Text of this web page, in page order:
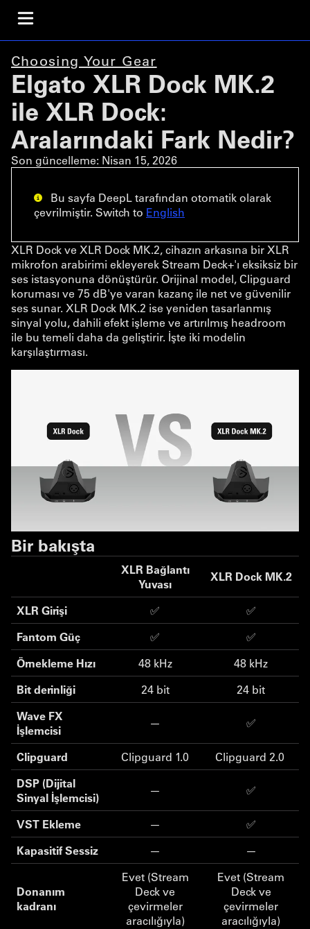
Choosing Your Gear
Elgato XLR Dock MK.2
ile XLR Dock:
Aralarındaki Fark Nedir?
Son güncelleme: Nisan 15, 2026
Bu sayfa DeepL tarafından otomatik olarak
çevrilmiştir. Switch to English
XLR Dock ve XLR Dock MK.2, cihazın arkasına bir XLR
mikrofon arabirimi ekleyerek Stream Deck+'ı eksiksiz bir
ses istasyonuna dönüştürür. Orijinal model, Clipguard
koruması ve 75 dB'ye varan kazanç ile net ve güvenilir
ses sunar. XLR Dock MK.2 ise yeniden tasarlanmış
sinyal yolu, dahili efekt işleme ve artırılmış headroom
ile bu temeli daha da geliştirir. İşte iki modelin
karşılaştırması.
Bir bakışta
XLR Bağlantı
Yuvası
XLR Dock MK.2
XLR Girişi ✅
✅
Fantom Güç
✅
✅
Örnekleme Hızı
48 kHz
48 kHz
Bit derinliği
24 bit
24 bit
Wave FX
İşlemcisi
— ✅
Clipguard Clipguard 1.0
Clipguard 2.0
DSP (Dijital
Sinyal İşlemcisi)
— ✅
VST Ekleme —
✅
Kapasitif Sessiz
— —
Donanım
kadranı
Evet (Stream
Deck ve
çevirmeler
aracılığıyla)
Evet (Stream
Deck ve
çevirmeler
aracılığıyla)